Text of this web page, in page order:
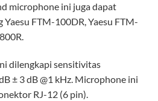
microphone ini juga dapat
FTM-100DR, Yaesu FTM-
dilengkapi sensitivitas
± 3 dB @1 kHz. Microphone ini
RJ-12 (6 pin).